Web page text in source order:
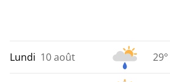
Lundi 10 août 29°